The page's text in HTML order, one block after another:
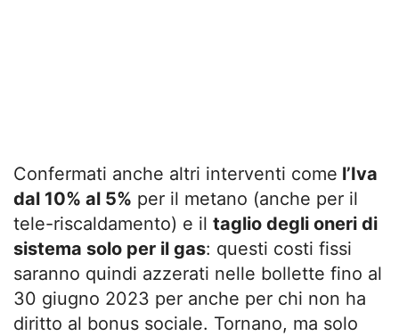
Confermati anche altri interventi come l’Iva
dal 10% al 5% per il metano (anche per il
tele-riscaldamento) e il taglio degli oneri di
sistema solo per il gas: questi costi fissi
saranno quindi azzerati nelle bollette fino al
30 giugno 2023 per anche per chi non ha
diritto al bonus sociale. Tornano, ma solo